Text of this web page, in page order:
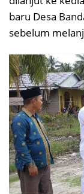
baru Desa
sebelum